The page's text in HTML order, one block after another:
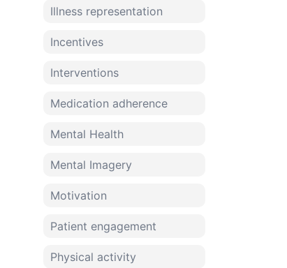
Illness representation
Incentives
Interventions
Medication adherence
Mental Health
Mental Imagery
Motivation
Patient engagement
Physical activity